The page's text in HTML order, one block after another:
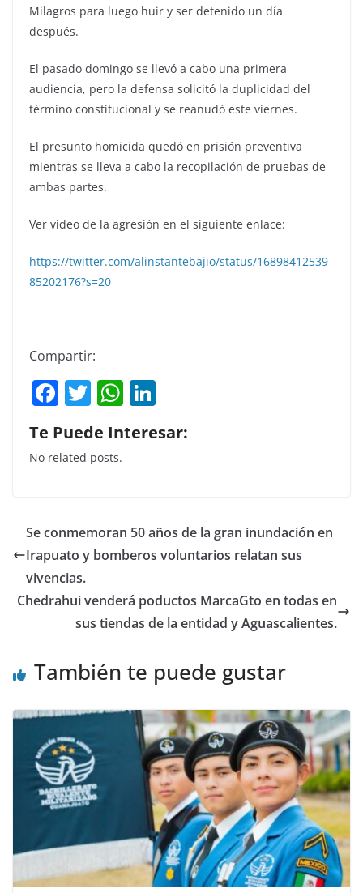
Milagros para luego huir y ser detenido un día
después.
El pasado domingo se llevó a cabo una primera
audiencia, pero la defensa solicitó la duplicidad del
término constitucional y se reanudó este viernes.
El presunto homicida quedó en prisión preventiva
mientras se lleva a cabo la recopilación de pruebas de
ambas partes.
Ver video de la agresión en el siguiente enlace:
https://twitter.com/alinstantebajio/status/16898412539
85202176?s=20
Compartir:
F
a
c
e
o
o
k
T
w
itt
er
W
h
at
p
p
k
n
Te Puede Interesar:
No related posts.
Se conmemoran 50 años de la gran inundación en
Irapuato y bomberos voluntarios relatan sus
vivencias.
Chedrahui venderá poductos MarcaGto en todas en
sus tiendas de la entidad y Aguascalientes.
También te puede gustar